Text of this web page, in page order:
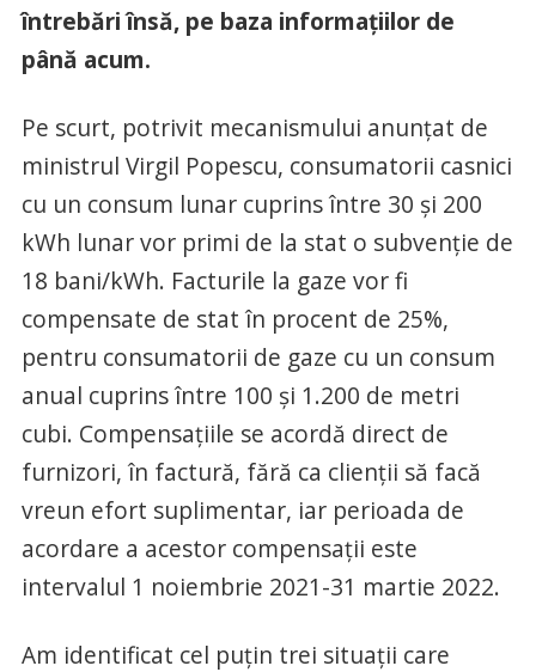
întrebări însă, pe baza informațiilor de
până acum.
Pe scurt, potrivit mecanismului anunțat de
ministrul Virgil Popescu, consumatorii casnici
cu un consum lunar cuprins între 30 și 200
kWh lunar vor primi de la stat o subvenție de
18 bani/kWh. Facturile la gaze vor fi
compensate de stat în procent de 25%,
pentru consumatorii de gaze cu un consum
anual cuprins între 100 și 1.200 de metri
cubi. Compensațiile se acordă direct de
furnizori, în factură, fără ca clienții să facă
vreun efort suplimentar, iar perioada de
acordare a acestor compensații este
intervalul 1 noiembrie 2021-31 martie 2022.
Am identificat cel puțin trei situații care